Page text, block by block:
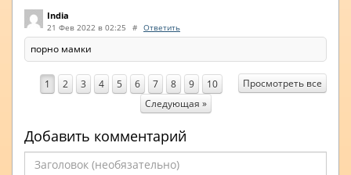
India
21 Фев 2022 в 02:25 # Ответить
порно мамки
Просмотреть все
1 2 3 4 5 6 7 8 9
10
Следующая »
Добавить комментарий